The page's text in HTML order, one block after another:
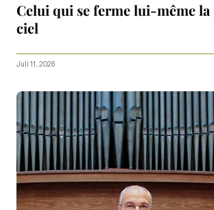
Celui qui se ferme lui-même
ciel
Juli 11, 2026